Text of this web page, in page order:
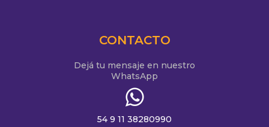
CONTACTO
Dejá tu mensaje en nuestro
WhatsApp
54 9 11 38280990